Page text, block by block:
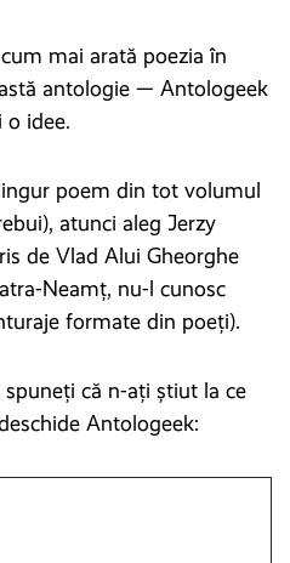
mai arată poezia în
antologie — Antologeek
idee.
poem din tot volumul
atunci aleg Jerzy
de Vlad Alui Gheorghe
Neamț, nu-l cunosc
formate din poeți).
că n-ați știut la ce
Antologeek: